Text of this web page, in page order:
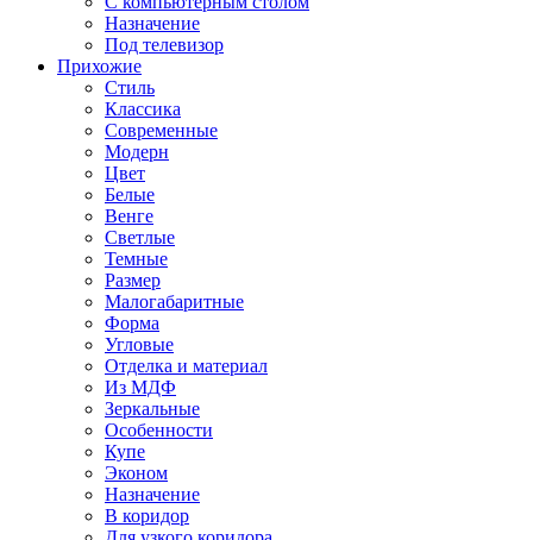
Назначение
Под телевизор
Прихожие
Стиль
Классика
Современные
Модерн
Цвет
Белые
Венге
Светлые
Темные
Размер
Малогабаритные
Форма
Угловые
Отделка и материал
Из МДФ
Зеркальные
Особенности
Купе
Эконом
Назначение
В коридор